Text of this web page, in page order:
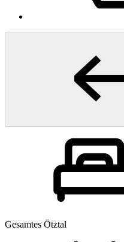
Gesamtes Ötztal